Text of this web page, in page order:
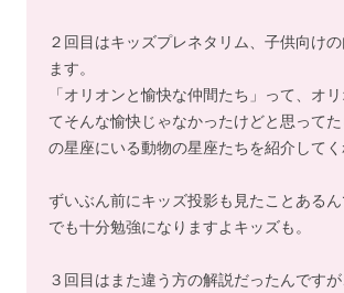
２回目はキッズプレネタリム、子供向け
ます。
「オリオンと愉快な仲間たち」って、オ
てそんな愉快じゃなかったけどと思って
の星座にいる動物の星座たちを紹介してく
ずいぶん前にキッズ投影も見たことある
でも十分勉強になりますよキッズも。
３回目はまた違う方の解説だったんです